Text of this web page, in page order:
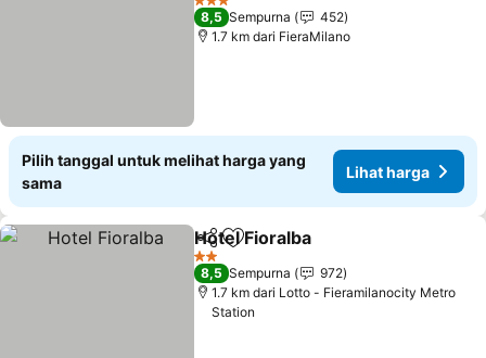
3 Bintang
8,5 Sempurna
452
1.7 km dari FieraMilano
Pilih tanggal untuk melihat harga yang
sama
Lihat harga
BagikanTambahkan ke favorit
Hotel Fioralba
2 Bintang
8,5 Sempurna
972
1.7 km dari Lotto - Fieramilanocity Metro
Station